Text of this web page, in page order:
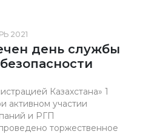
2021
день службы
Казахстана» 1
активном участии
и РГП
торжественное